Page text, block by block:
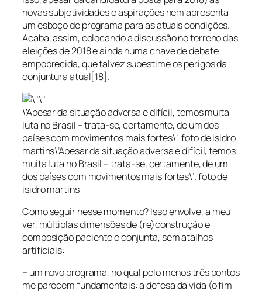
novas subjetividades e aspirações nem apresenta
um esboço de programa para as atuais condições.
Acaba, assim, colocando a discussão no terreno das
eleições de 2018 e ainda numa chave de debate
empobrecida, que talvez subestime os perigos da
conjuntura atual[18].
\’Apesar da situação adversa e difícil, temos muita
luta no Brasil – trata-se, certamente, de um dos
países com movimentos mais fortes\’. foto de isidro
martins\’Apesar da situação adversa e difícil, temos
muita luta no Brasil – trata-se, certamente, de um
dos países com movimentos mais fortes\’. foto de
isidro martins
Como seguir nesse momento? Isso envolve, a meu
ver, múltiplas dimensões de (re)construção e
composição paciente e conjunta, sem atalhos
artificiais:
– um novo programa, no qual pelo menos três pontos
me parecem fundamentais: a defesa da vida (o fim